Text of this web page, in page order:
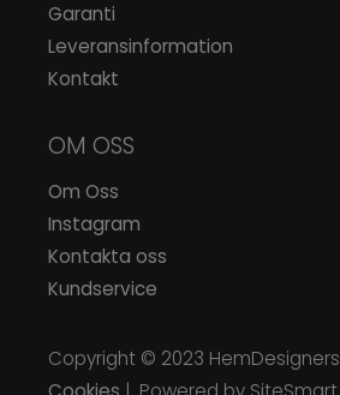
Garanti
Leveransinformation
Kontakt
OM OSS
Om Oss
Instagram
Kontakta oss
Kundservice
Copyright © 2023 HemDesigners